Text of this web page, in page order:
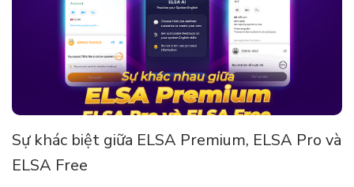
Sự khác biệt giữa ELSA Premium, ELSA Pro và
ELSA Free